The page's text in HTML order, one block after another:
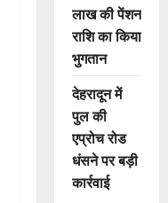
लाख की पेंशन
राशि का किया
भुगतान
देहरादून में
पुल की
एप्रोच रोड
धंसने पर बड़ी
कार्रवाई